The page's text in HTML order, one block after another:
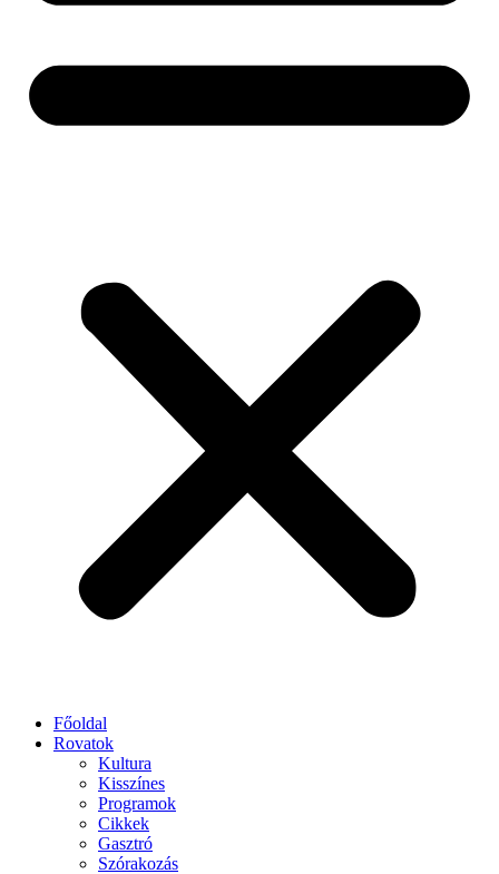
Főoldal
Rovatok
Kultura
Kisszínes
Programok
Cikkek
Gasztró
Szórakozás